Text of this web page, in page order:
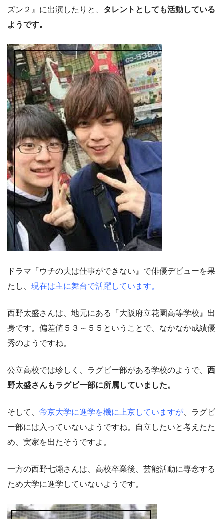
ズン２』に出演したりと、 タレントとしても活動している
ようです。
ドラマ『ウチの夫は仕事ができない』で俳優デビューを果
たし、 現在は主に舞台で活躍しています。
西野太盛さんは、地元にある『大阪府立花園高等学校』出
身です。偏差値５３～５５ということで、なかなか成績優
秀のようですね。
公立高校では珍しく、ラグビー部がある学校のようで、 西
野太盛さんもラグビー部に所属していました。
そして、 帝京大学に進学を機に上京していますが 、ラグビ
ー部には入っていないようですね。自立したいと考えたた
め、実家を出たそうですよ。
一方の西野七瀬さんは、高校卒業後、芸能活動に専念する
ため大学に進学していないようです。